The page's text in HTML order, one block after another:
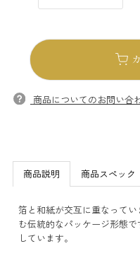
商品についてのお問い合
商品説明 商品スペック
箔と和紙が交互に重なって
む伝統的なパッケージ形態
しています。